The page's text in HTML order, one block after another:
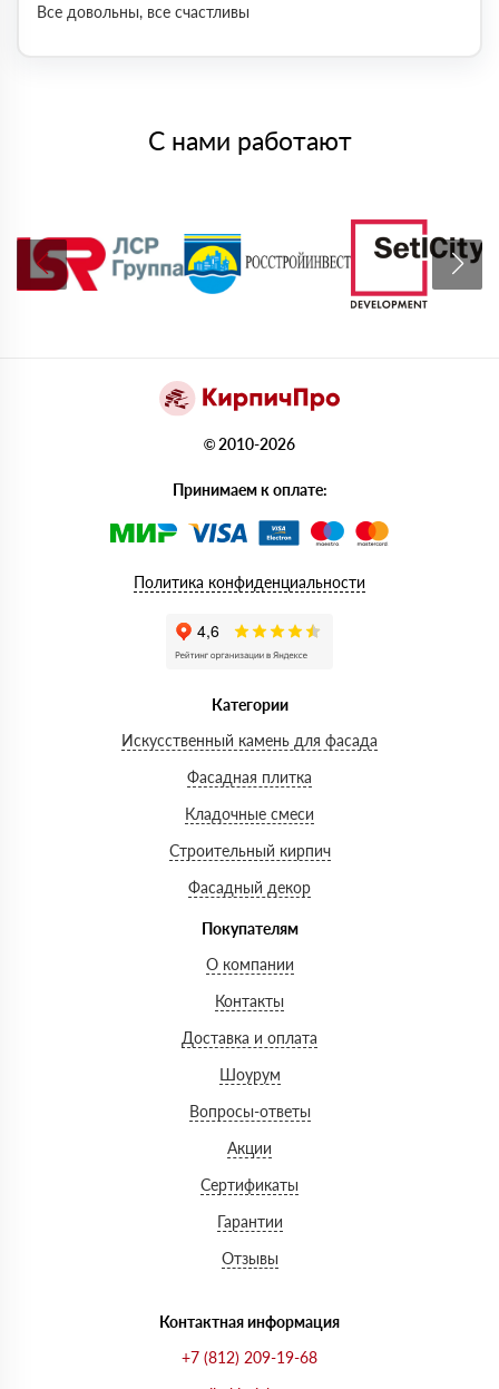
Все довольны, все счастливы
С нами работают
© 2010-2026
Принимаем к оплате:
Политика конфиденциальности
Категории
Искусственный камень для фасада
Фасадная плитка
Кладочные смеси
Строительный кирпич
Фасадный декор
Покупателям
О компании
Контакты
Доставка и оплата
Шоурум
Вопросы-ответы
Акции
Сертификаты
Гарантии
Отзывы
Контактная информация
+7 (812) 209-19-68